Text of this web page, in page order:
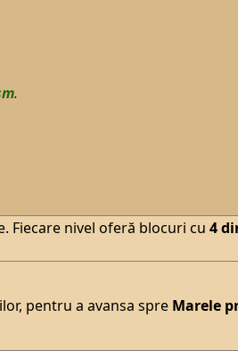
.
Fiecare nivel oferă blocuri cu 4
pentru a avansa spre Marele